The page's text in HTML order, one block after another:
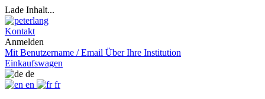
Lade Inhalt...
Kontakt
Anmelden
Mit Benutzername / Email Über Ihre Institution
Einkaufswagen
de
en
fr